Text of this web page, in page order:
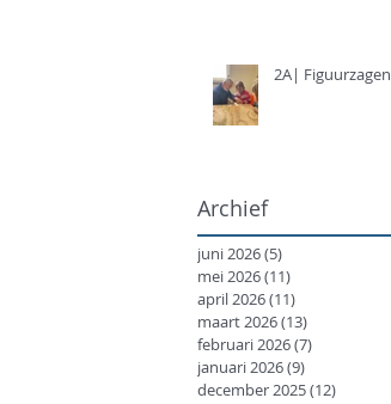
2A| Figuurzagen
Archief
juni 2026(5)
mei 2026(11)
april 2026(11)
maart 2026(13)
februari 2026(7)
januari 2026(9)
december 2025(12)